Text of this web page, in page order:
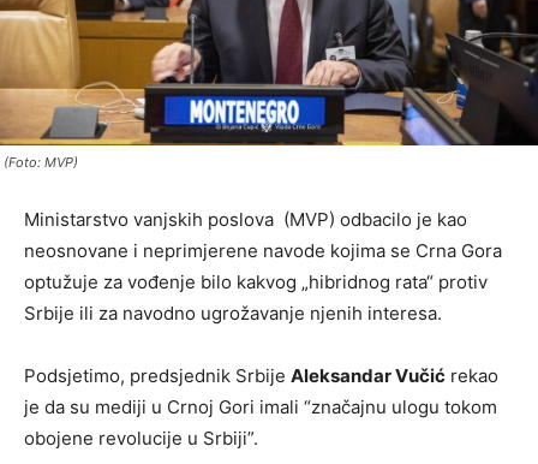
(Foto: MVP)
Ministarstvo vanjskih poslova (MVP) odbacilo je kao
neosnovane i neprimjerene navode kojima se Crna Gora
optužuje za vođenje bilo kakvog „hibridnog rata“ protiv
Srbije ili za navodno ugrožavanje njenih interesa.
Podsjetimo, predsjednik Srbije Aleksandar Vučić rekao
je da su mediji u Crnoj Gori imali “značajnu ulogu tokom
obojene revolucije u Srbiji”.